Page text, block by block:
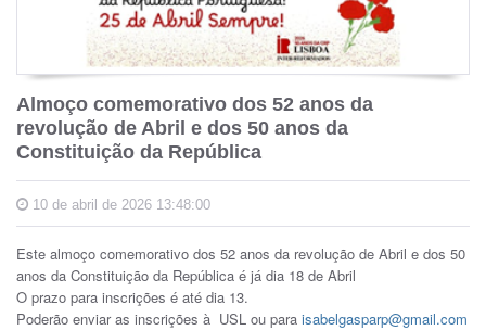
Almoço comemorativo dos 52 anos da
revolução de Abril e dos 50 anos da
Constituição da República
10 de abril de 2026 13:48:00
Este almoço comemorativo dos 52 anos da revolução de Abril e dos 50
anos da Constituição da República é já dia 18 de Abril
O prazo para inscrições é até dia 13.
Poderão enviar as inscrições à USL ou para isabelgasparp@gmail.com